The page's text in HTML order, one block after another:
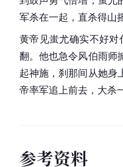
军杀在一起，直杀得山
黄帝见蚩尤确实不好对
翻。他也急令风伯雨师
起神施，刹那间从她身
帝率军追上前去，大杀
参考资料